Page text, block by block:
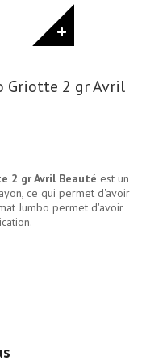
Griotte 2 gr Avril
2 gr Avril Beauté est un
ce qui permet d'avoir
Jumbo permet d'avoir